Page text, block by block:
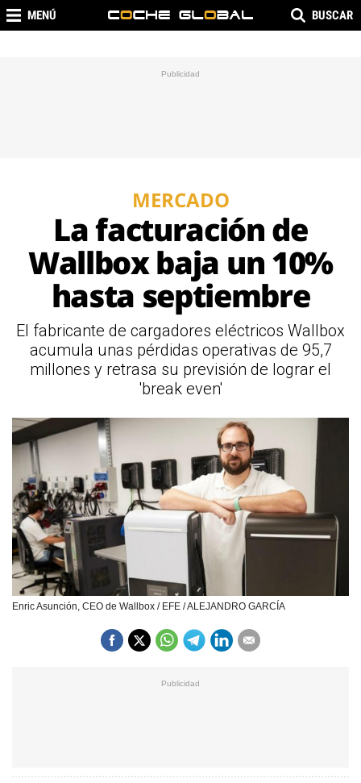
MENÚ BUSCAR
MERCADO
La facturación de
Wallbox baja un 10%
hasta septiembre
El fabricante de cargadores eléctricos Wallbox
acumula unas pérdidas operativas de 95,7
millones y retrasa su previsión de lograr el
'break even'
Enric Asunción, CEO de Wallbox / EFE / ALEJANDRO GARCÍA